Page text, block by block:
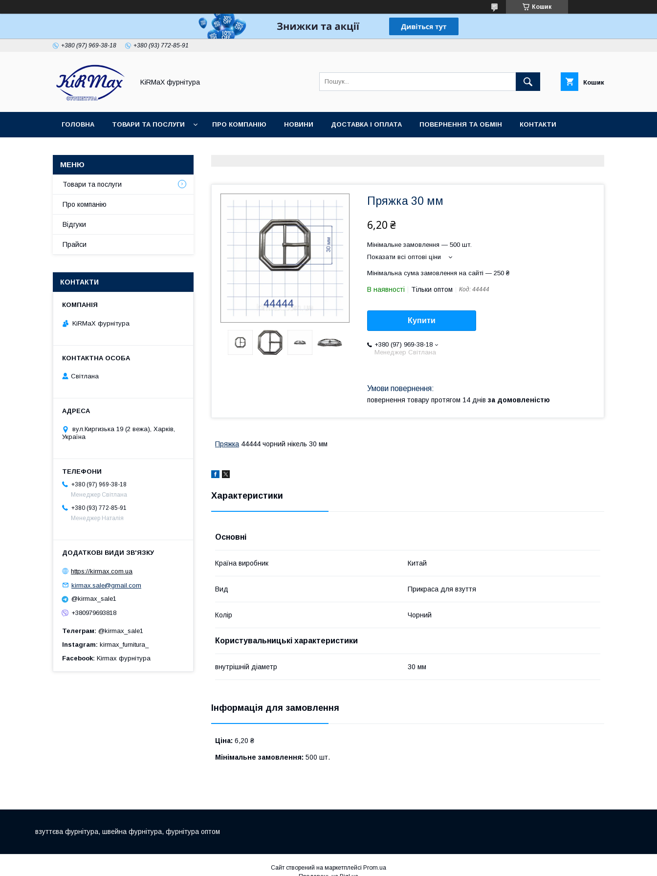
Кошик
+380 (97) 969-38-18 +380 (93) 772-85-91
KiRMaХ фурнітура Кошик
ГОЛОВНА ТОВАРИ ТА ПОСЛУГИ ПРО КОМПАНІЮ НОВИНИ ДОСТАВКА І ОПЛАТА ПОВЕРНЕННЯ ТА ОБМІН КОНТАКТИ
Пряжка 30 мм
6,20 ₴
Мінімальне замовлення — 500 шт.
Показати всі оптові ціни
Мінімальна сума замовлення на сайті — 250 ₴
В наявності Тільки оптом Код: 44444
Купити
+380 (97) 969-38-18
Менеджер Світлана
повернення товару протягом 14 днів за домовленістю
Пряжка 44444 чорний нікель 30 мм
Характеристики
Основні
Країна виробник Китай
Вид Прикраса для взуття
Колір Чорний
Користувальницькі характеристики
внутрішній діаметр 30 мм
Інформація для замовлення
Ціна: 6,20 ₴
Мінімальне замовлення: 500 шт.
Товари та послуги
Про компанію
Відгуки
Прайси
КОНТАКТИ
KiRMaХ фурнітура
Світлана
вул.Киргизька 19 (2 вежа), Харків,
Україна
+380 (97) 969-38-18
Менеджер Світлана
+380 (93) 772-85-91
Менеджер Наталія
https://kirmax.com.ua
kirmax.sale@gmail.com
@kirmax_sale1
+380979693818
Телеграм @kirmax_sale1
Instagram kirmax_furnitura_
Facebook Kirmax фурнітура
взуттєва фурнітура, швейна фурнітура, фурнітура оптом
Сайт створений на маркетплейсі Prom.ua